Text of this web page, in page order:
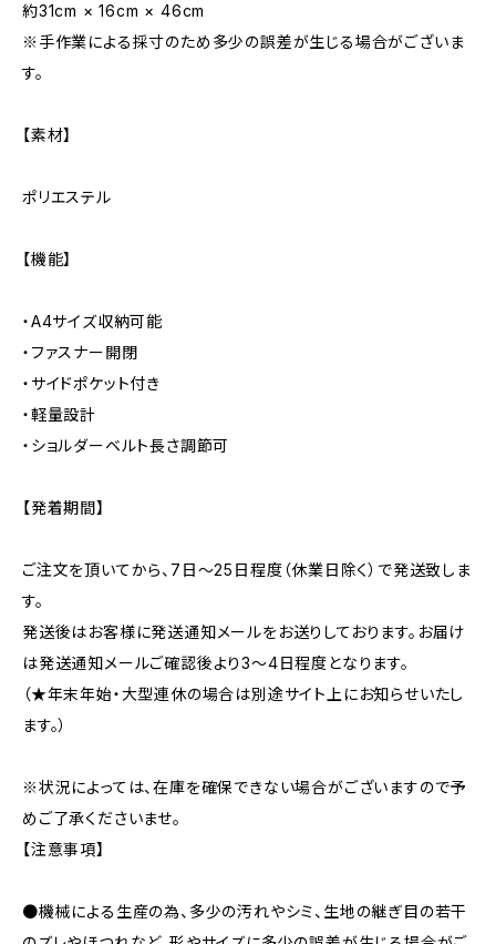
約31cm × 16cm × 46cm
※手作業による採寸のため多少の誤差が生じる場合がございま
す。
【素材】
ポリエステル
【機能】
・A4サイズ収納可能
・ファスナー開閉
・サイドポケット付き
・軽量設計
・ショルダーベルト長さ調節可
【発着期間】
ご注文を頂いてから、7日〜25日程度（休業日除く）で発送致しま
す。
発送後はお客様に発送通知メールをお送りしております。お届け
は発送通知メールご確認後より3〜4日程度となります。
（★年末年始・大型連休の場合は別途サイト上にお知らせいたし
ます。）
※状況によっては、在庫を確保できない場合がございますので予
めご了承くださいませ。
【注意事項】
●機械による生産の為、多少の汚れやシミ、生地の継ぎ目の若干